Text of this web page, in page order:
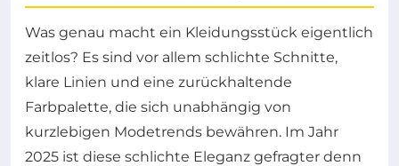
Was genau macht ein Kleidungsstück eigentlich
zeitlos? Es sind vor allem schlichte Schnitte,
klare Linien und eine zurückhaltende
Farbpalette, die sich unabhängig von
kurzlebigen Modetrends bewähren. Im Jahr
2025 ist diese schlichte Eleganz gefragter denn